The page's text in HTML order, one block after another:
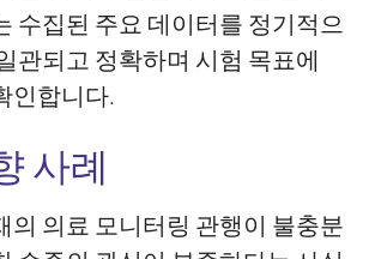
수집된 주요 데이터를 정기적으
관되고 정확하며 시험 목표에
인합니다.
사례
의 의료 모니터링 관행이 불충분